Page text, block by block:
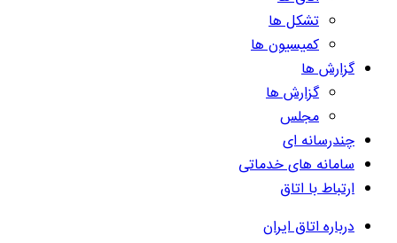
تشکل ها
کمیسیون ها
گزارش ها
گزارش ها
مجلس
چندرسانه ای
سامانه های خدماتی
ارتباط با اتاق
درباره اتاق ایران